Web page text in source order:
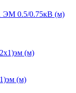
0.5/0.75кВ (м)
(м)